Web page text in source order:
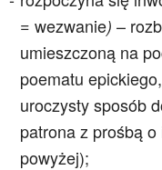
= wezwanie) –
umieszczoną na
poematu
uroczysty sposób
patrona z prośbą
powyżej);